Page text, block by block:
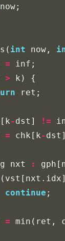
now;
( int now ,
= inf ;
> k )
{
ret ;
[ k-dst ] !=
= chk [ k-dst ]
nxt : gph [
( vst [ nxt . idx]
continue ;
= min ( ret ,